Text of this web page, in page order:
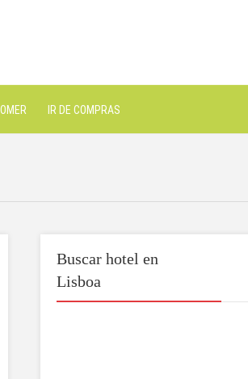
IR DE COMPRAS
Buscar hotel en
Lisboa